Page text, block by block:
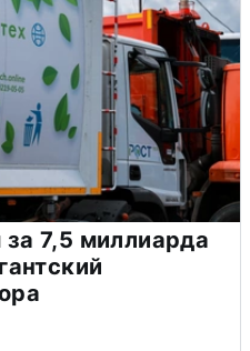
7,5 миллиарда